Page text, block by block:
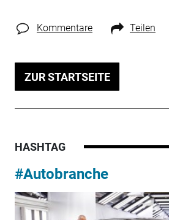
Kommentare Teilen
ZUR STARTSEITE
HASHTAG
#Autobranche